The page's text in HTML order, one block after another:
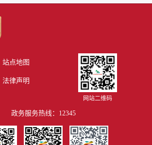
站点地图
法律声明
网站二维码
政务服务热线：12345